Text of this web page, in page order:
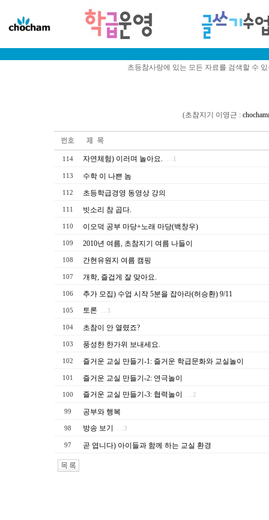
초등참사랑에 있는 모든 자료를 검색할 수
(초참지기 이영근 :
114 자연체험) 이러며 놀아요. …1
113 수학 이 나쁜 놈
112 초등학급경영 동영상 강의
111 빗소리 참 곱다.
110 이오덕 공부 마당+노래 마당(백창우)
109 2010년 여름, 초참지기 여름 나들이
108 간현유원지 여름 캠핑
107 개학, 즐겁게 잘 맞아요.
106 추가 모집) 수업 시작 5분을 잡아라(허승환) 9/11
105 토론 …1
104 초참이 안 열렸죠?
103 풍성한 한가위 보내세요.
102 즐거운 교실 만들기-1: 즐거운 학급문화와 교실놀이
101 즐거운 교실 만들기-2: 연극놀이
100 즐거운 교실 만들기-3: 협력놀이 …2
99 공부와 행복
98 방송 보기 …3
97 곧 엽니다) 아이들과 함께 하는 교실 환경